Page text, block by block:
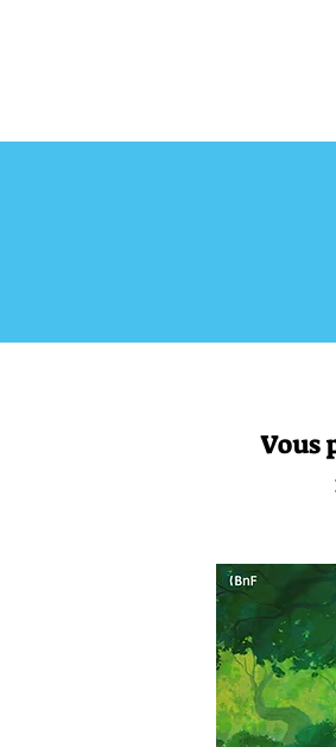
Vous